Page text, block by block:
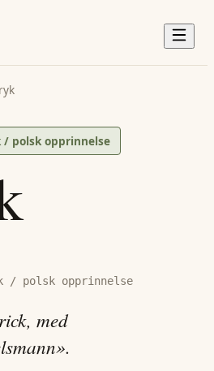
/ polsk opprinnelse
/ polsk opprinnelse
med